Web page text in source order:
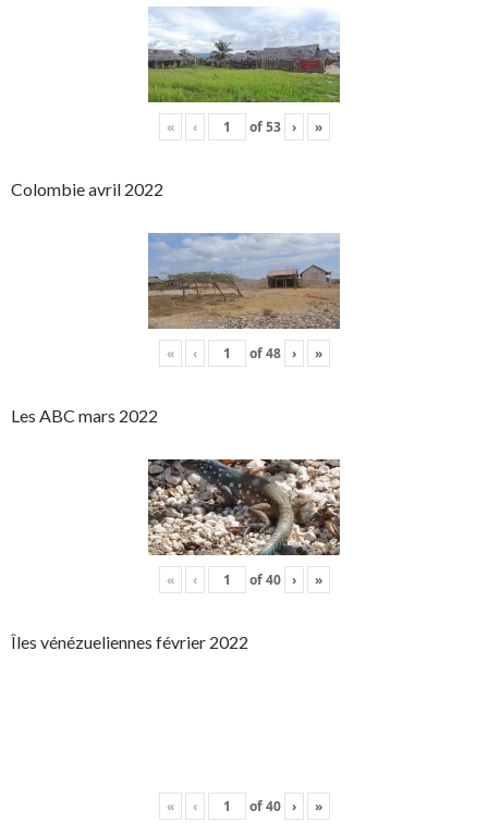
« ‹ of53 › »
Colombie avril 2022
« ‹ of48 › »
Les ABC mars 2022
« ‹ of40 › »
Îles vénézueliennes février 2022
« ‹ of40 › »